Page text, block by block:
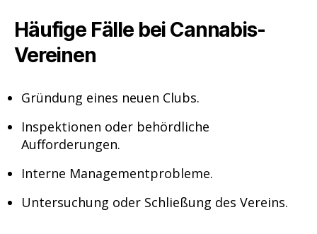
Häufige Fälle bei Cannabis-
Vereinen
Gründung eines neuen Clubs.
Inspektionen oder behördliche
Aufforderungen.
Interne Managementprobleme.
Untersuchung oder Schließung des Vereins.